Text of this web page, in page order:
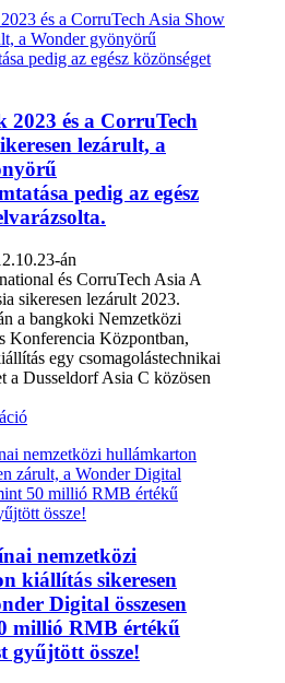
2023 és a CorruTech
lezárult, a
pedig az egész
án
és CorruTech Asia A
sikeresen lezárult 2023.
a bangkoki Nemzetközi
Konferencia Központban,
egy csomagolástechnikai
a Dusseldorf Asia C közösen
nemzetközi
kiállítás sikeresen
Digital összesen
millió RMB értékű
gyűjtött össze!